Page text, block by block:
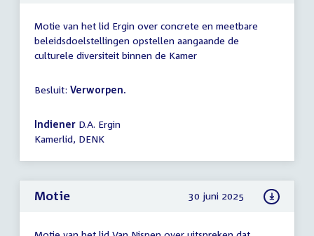
Motie van het lid Ergin over concrete en meetbare
beleidsdoelstellingen opstellen aangaande de
culturele diversiteit binnen de Kamer
Besluit: Verworpen.
Indiener D.A. Ergin
Kamerlid, DENK
Motie 30 juni 2025